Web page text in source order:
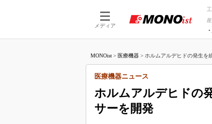
メディア
つながる工場
AI×設
MONOist > 医療機器 > ホルムアルデヒドの発生を
ホルムアルデヒドの
サーを開発
医療機器ニュース